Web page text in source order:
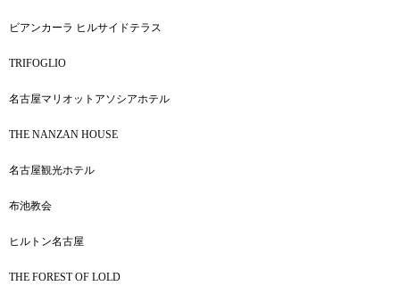
ビアンカーラ ヒルサイドテラス
TRIFOGLIO
名古屋マリオットアソシアホテル
THE NANZAN HOUSE
名古屋観光ホテル
布池教会
ヒルトン名古屋
THE FOREST OF LOLD